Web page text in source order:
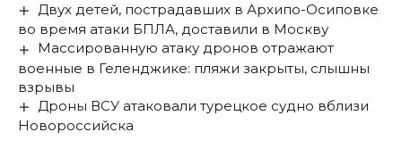
Двух детей, пострадавших в Архипо-Осиповке
во время атаки БПЛА, доставили в Москву
Массированную атаку дронов отражают
военные в Геленджике: пляжи закрыты, слышны
взрывы
Дроны ВСУ атаковали турецкое судно вблизи
Новороссийска